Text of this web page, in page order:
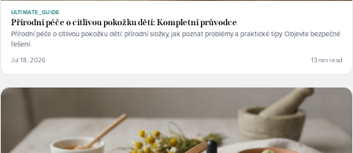
ULTIMATE_GUIDE
Přírodní péče o citlivou pokožku dětí: Kompletní průvodce
Přírodní péče o citlivou pokožku dětí: přírodní složky, jak poznat problémy a praktické tipy. Objevte bezpečné
řešení.
Jul 18, 2026 13 min read